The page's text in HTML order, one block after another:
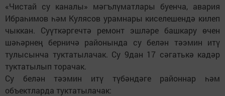
«Чистай су каналы» мәгълүматлары буенча, авария
Ибраһимов һәм Кулясов урамнары киселешендә килеп
чыккан. Суүткәргечтә ремонт эшләре башкару өчен
шәһәрнең берничә районында су белән тәэмин итү
тулысынча туктатылачак. Су 9дан 17 сәгатькә кадәр
туктатылып торачак.
Су белән тәэмин итү түбәндәге районнар һәм
объектларда туктатылачак: